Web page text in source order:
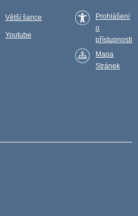
Větší šance
Youtube
Prohlášení
o
přístupnosti
Mapa
Stránek